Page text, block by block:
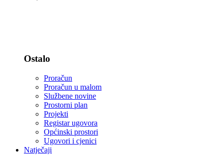
Ostalo
Proračun
Proračun u malom
Službene novine
Prostorni plan
Projekti
Registar ugovora
Općinski prostori
Ugovori i cjenici
Natječaji